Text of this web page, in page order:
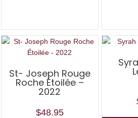
St- Joseph Rouge
Roche Étoilée –
2022
$48.95